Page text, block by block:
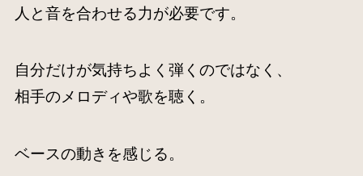
人と音を合わせる力が必要です。
自分だけが気持ちよく弾くのではなく、
相手のメロディや歌を聴く。
ベースの動きを感じる。